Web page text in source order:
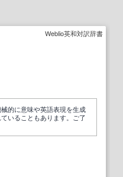
Weblio英和対訳辞書
的に意味や英語表現を生成
いることもあります。ご了